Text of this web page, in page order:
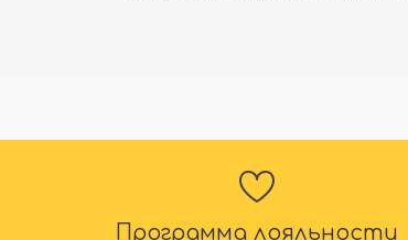
Программа лояльности